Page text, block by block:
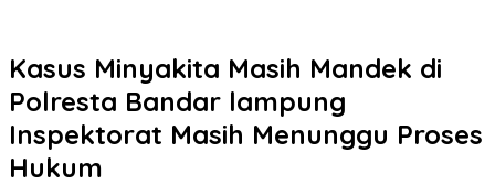
Kasus Minyakita Masih Mandek di
Polresta Bandar lampung
Inspektorat Masih Menunggu Proses
Hukum